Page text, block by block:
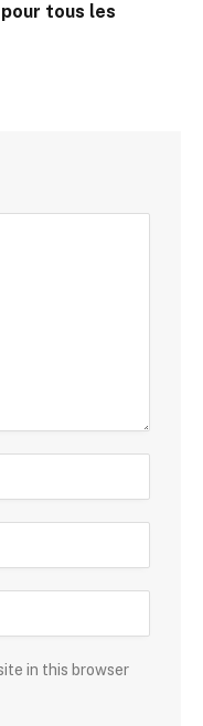
tous les
in this browser